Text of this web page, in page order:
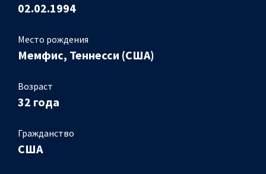
02.02.1994
Место рождения
Мемфис, Теннесси (США)
Возраст
32 года
Гражданство
США